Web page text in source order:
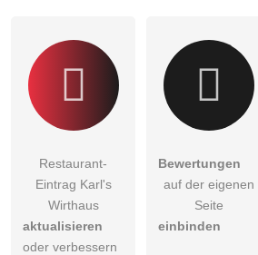
Restaurant-
Eintrag Karl's
Wirthaus
aktualisieren
oder verbessern
Bewertungen
auf der eigenen
Seite
einbinden